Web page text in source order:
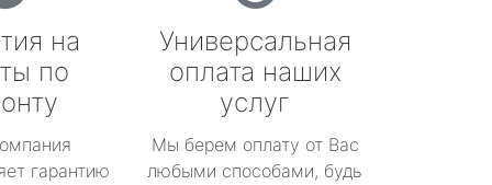
на
по
гарантию
Универсальная
оплата наших
услуг
Мы берем оплату от Вас
любыми способами, будь